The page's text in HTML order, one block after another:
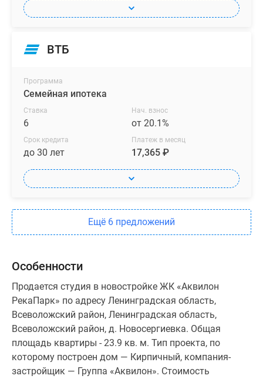
ВТБ
Программа
Семейная ипотека
Ставка
6
Нач. взнос
от 20.1%
Срок кредита
до 30 лет
Платеж в месяц
17,365 ₽
Ещё 6 предложений
Особенности
Продается студия в новостройке ЖК «Аквилон
РекаПарк» по адресу Ленинградская область,
Всеволожский район, Ленинградская область,
Всеволожский район, д. Новосергиевка. Общая
площадь квартиры - 23.9 кв. м. Тип проекта, по
которому построен дом — Кирпичный, компания-
застройщик — Группа «Аквилон». Стоимость